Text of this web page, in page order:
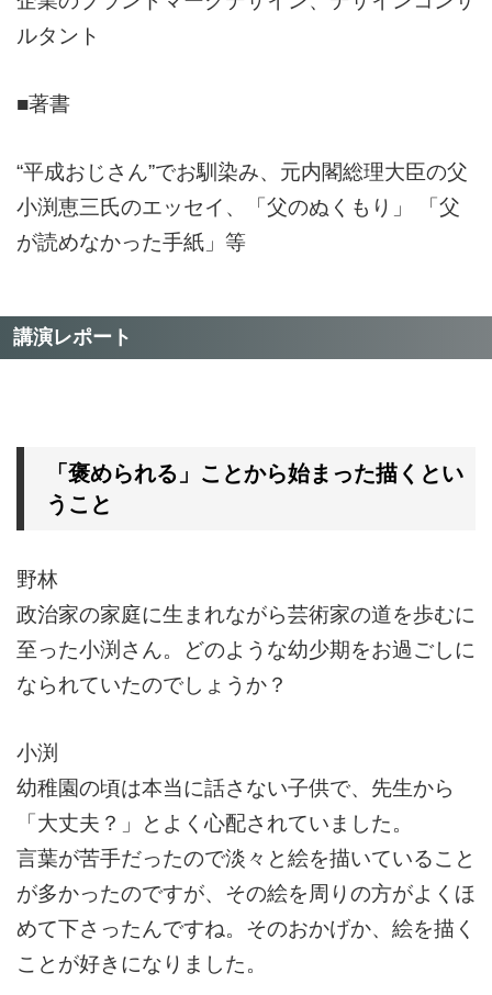
ルタント
■著書
“平成おじさん”でお馴染み、元内閣総理大臣の父
小渕恵三氏のエッセイ、
「父のぬくもり」 「父
が読めなかった手紙」等
講演レポート
「褒められる」ことから始まった描くとい
うこと
野林
政治家の家庭に生まれながら芸術家の道を歩むに
至った小渕さん。どのような幼少期をお過ごしに
なられていたのでしょうか？
小渕
幼稚園の頃は本当に話さない子供で、先生から
「大丈夫？」とよく心配されていました。
言葉が苦手だったので淡々と絵を描いていること
が多かったのですが、その絵を周りの方がよくほ
めて下さったんですね。そのおかげか、絵を描く
ことが好きになりました。